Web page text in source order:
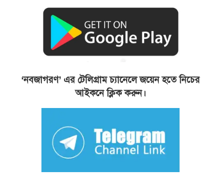
‘নবজাগরণ’ এর টেলিগ্রাম চ্যানেলে জয়েন হতে নিচের
আইকনে ক্লিক করুন।